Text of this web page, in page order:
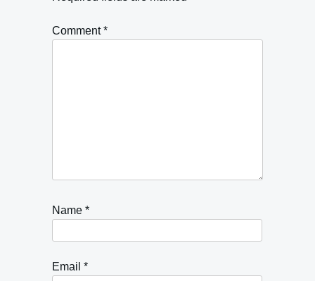
Comment*
Name *
Email *